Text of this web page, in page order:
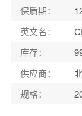
保质期：
英文名：
库存：
供应商：
规格：